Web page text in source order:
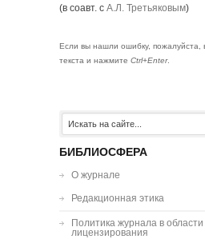
(в соавт. с А.Л. Третьяковым)
Если вы нашли ошибку, пожалуйста,
текста и нажмите Ctrl+Enter.
БИБЛИОСФЕРА
О журнале
Редакционная этика
Политика журнала в области
лицензирования